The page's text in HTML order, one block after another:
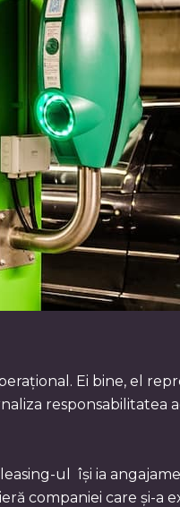
Ei bine, el
responsabilitatea
ul își ia
companiei care și-a